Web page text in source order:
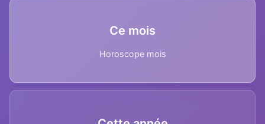
Ce mois
Horoscope mois